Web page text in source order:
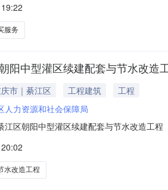
。三、供应商资格条件比选供应商是指向
《中华人民共和国政
服务
阳中型灌区续建配套与节水改
市｜綦江区 工程建筑
工程
人力资源和社会保障局
江区朝阳中型灌区续建配套与节水改造工
德亦泰数码科技有限责任公司，现向我局
程建设领域农民工
水改造工程